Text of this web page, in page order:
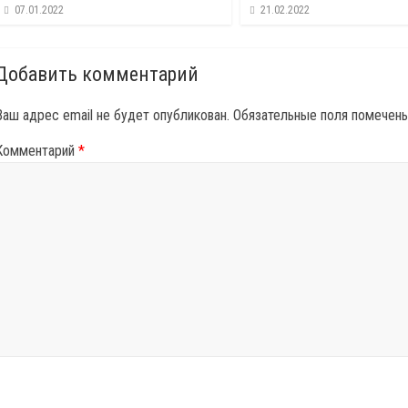
07.01.2022 21.02.2022
комментарий
адрес email не будет опубликован. Обязательные поля
*